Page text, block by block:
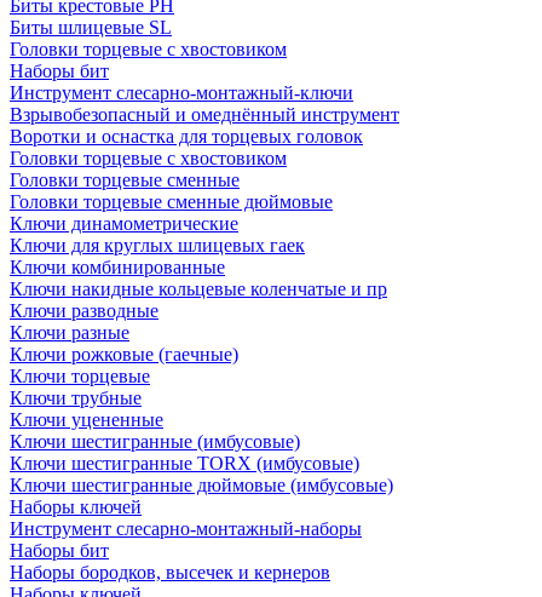
Биты крестовые РН
Биты шлицевые SL
Головки торцевые с хвостовиком
Наборы бит
Инструмент слесарно-монтажный-ключи
Взрывобезопасный и омеднённый инструмент
Воротки и оснаcтка для торцевых головок
Головки торцевые с хвостовиком
Головки торцевые сменные
Головки торцевые сменные дюймовые
Ключи динамометрические
Ключи для круглых шлицевых гаек
Ключи комбинированные
Ключи накидные кольцевые коленчатые и пр
Ключи разводные
Ключи разные
Ключи рожковые (гаечные)
Ключи торцевые
Ключи трубные
Ключи уцененные
Ключи шестигранные (имбусовые)
Ключи шестигранные TORX (имбусовые)
Ключи шестигранные дюймовые (имбусовые)
Наборы ключей
Инструмент слесарно-монтажный-наборы
Наборы бит
Наборы бородков, высечек и кернеров